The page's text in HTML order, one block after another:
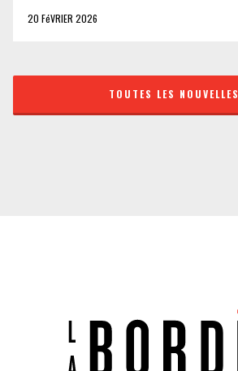
20 FéVRIER 2026
TOUTES LES NOUVELLES